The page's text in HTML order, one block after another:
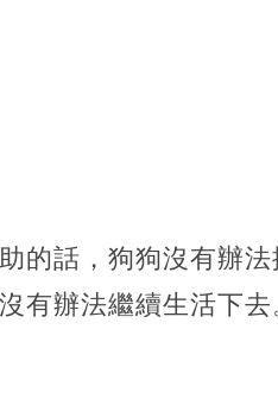
的話，狗狗沒有辦法
有辦法繼續生活下去